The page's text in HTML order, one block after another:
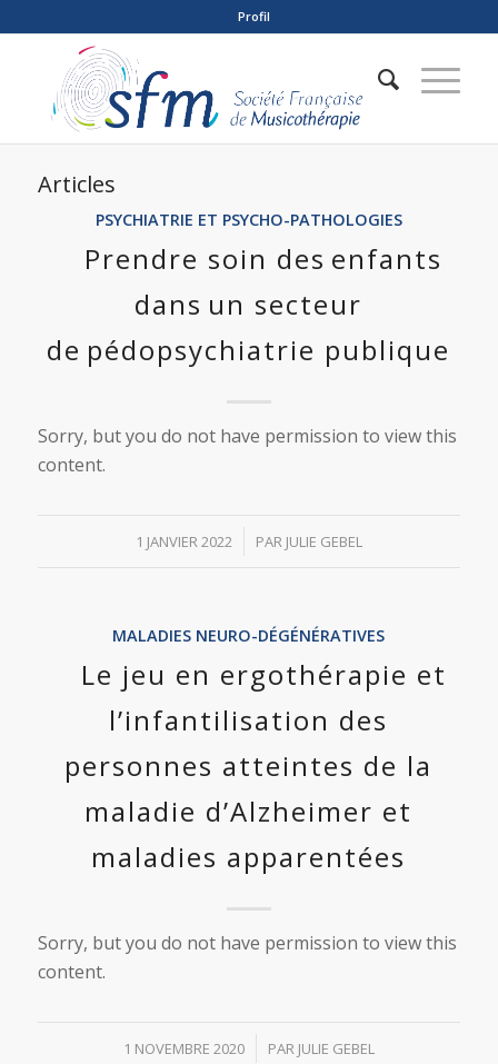
Profil
Articles
PSYCHIATRIE ET PSYCHO-PATHOLOGIES
Prendre soin des enfants
dans un secteur
de pédopsychiatrie publique
Sorry, but you do not have permission to view this
content.
1 JANVIER 2022
/ PAR JULIE GEBEL
MALADIES NEURO-DÉGÉNÉRATIVES
Le jeu en ergothérapie et
l’infantilisation des
personnes atteintes de la
maladie d’Alzheimer et
maladies apparentées
Sorry, but you do not have permission to view this
content.
1 NOVEMBRE 2020
/ PAR JULIE GEBEL